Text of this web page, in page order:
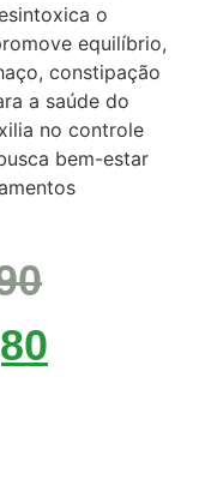
o
equilíbrio,
constipação
a saúde do
no controle
bem-estar